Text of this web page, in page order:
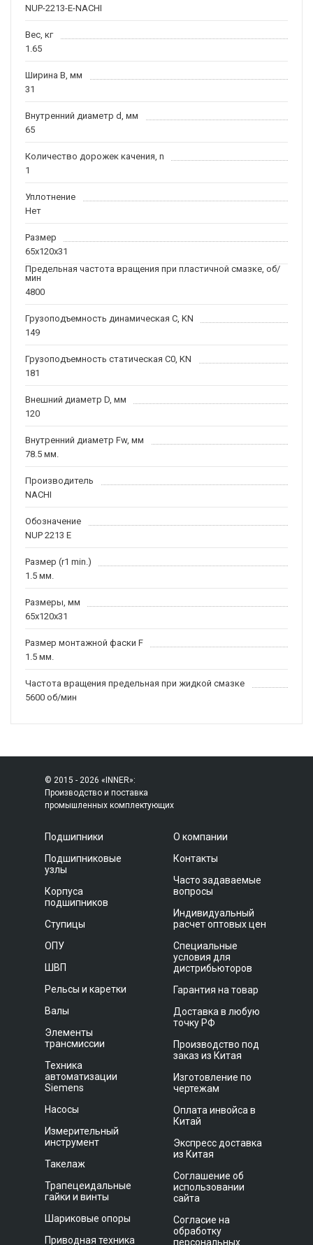
NUP-2213-E-NACHI
Вес, кг
1.65
Ширина B, мм
31
Внутренний диаметр d, мм
65
Количество дорожек качения, n
1
Уплотнение
Нет
Размер
65x120x31
Предельная частота вращения при пластичной смазке, об/
мин
4800
Грузоподъемность динамическая C, KN
149
Грузоподъемность статическая C0, KN
181
Внешний диаметр D, мм
120
Внутренний диаметр Fw, мм
78.5 мм.
Производитель
NACHI
Обозначение
NUP 2213 E
Размер (r1 min.)
1.5 мм.
Размеры, мм
65x120x31
Размер монтажной фаски F
1.5 мм.
Частота вращения предельная при жидкой смазке
5600 об/мин
© 2015 - 2026 «INNER»:
Производство и поставка
промышленных комплектующих
Подшипники
Подшипниковые
узлы
Корпуса
подшипников
Ступицы
ОПУ
ШВП
Рельсы и каретки
Валы
Элементы
трансмиссии
Техника
автоматизации
Siemens
Насосы
Измерительный
инструмент
Такелаж
Трапецеидальные
гайки и винты
Шариковые опоры
Приводная техника
О компании
Контакты
Часто задаваемые
вопросы
Индивидуальный
расчет оптовых цен
Специальные
условия для
дистрибьюторов
Гарантия на товар
Доставка в любую
точку РФ
Производство под
заказ из Китая
Изготовление по
чертежам
Оплата инвойса в
Китай
Экспресс доставка
из Китая
Соглашение об
использовании
сайта
Согласие на
обработку
персональных